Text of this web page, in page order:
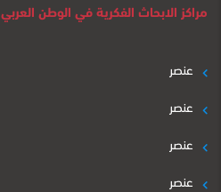
مراكز الابحاث الفكرية في الوطن العربي
عنصر
عنصر
عنصر
عنصر